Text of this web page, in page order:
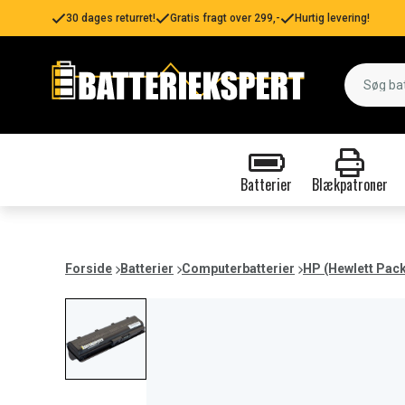
30 dages returret! Gratis fragt over 299,- Hurtig levering!
Batterier Blækpatroner
Forside Batterier Computerbatterier HP (Hewlett